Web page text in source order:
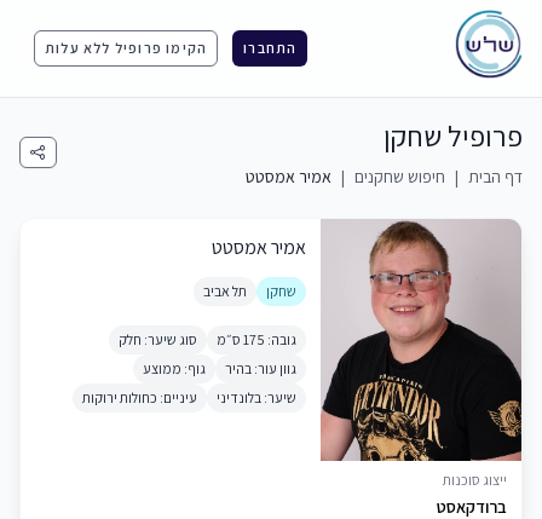
התחברו הקימו פרופיל ללא עלות
פרופיל שחקן
דף הבית | חיפוש שחקנים | אמיר אמסטט
ייצוג סוכנות
ברודקאסט
אמיר אמסטט
שחקן תל אביב
גובה: 175 ס״מ
סוג שיער: חלק
גוון עור: בהיר
גוף: ממוצע
שיער: בלונדיני
עיניים: כחולות ירוקות